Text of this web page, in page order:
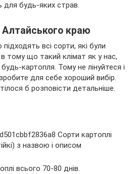
для будь-яких страв.
краю
всі сорти, які були
тому що такий клімат як у нас,
картопля. Тому не лінуйтеся і
для себе хороший вибір.
б розповісти детальніше.
всього 70-80 днів.